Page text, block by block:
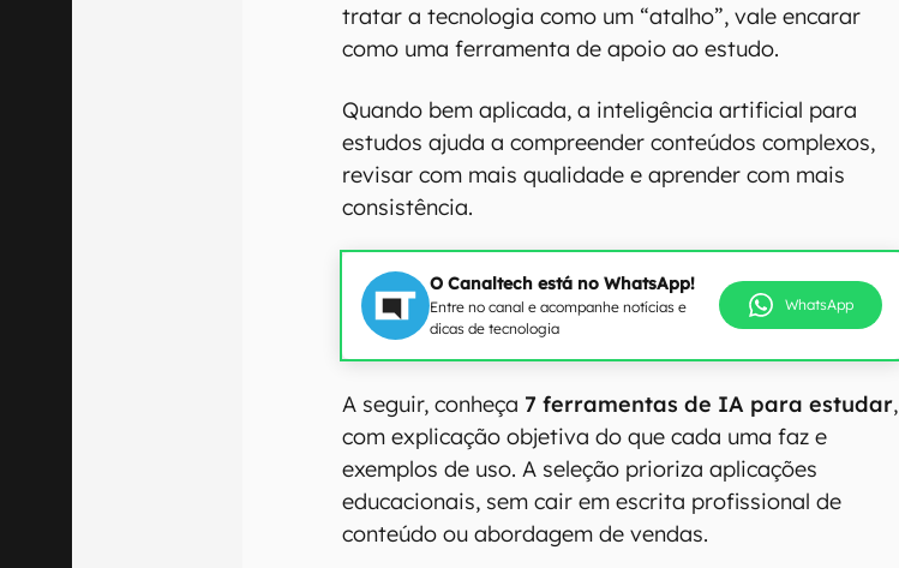
tratar a tecnologia como um “atalho”, vale encarar
como uma ferramenta de apoio ao estudo.
Quando bem aplicada, a inteligência artificial para
estudos ajuda a compreender conteúdos complexos,
revisar com mais qualidade e aprender com mais
consistência.
O Canaltech está no WhatsApp!
Entre no canal e acompanhe notícias e
dicas de tecnologia
WhatsApp
A seguir, conheça 7 ferramentas de IA para estudar,
com explicação objetiva do que cada uma faz e
exemplos de uso. A seleção prioriza aplicações
educacionais, sem cair em escrita profissional de
conteúdo ou abordagem de vendas.